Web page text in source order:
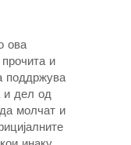
ова
и
поддржува
и дел од
молчат и